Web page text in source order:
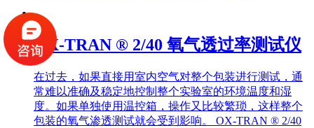
OX-TRAN ® 2/40 氧气透过率测试仪
在过去，如果直接用室内空气对整个包装进行测试，通
常难以准确及稳定地控制整个实验室的环境温度和湿
度。如果单独使用温控箱，操作又比较繁琐，这样整个
包装的氧气渗透测试就会受到影响。 OX-TRAN ® 2/40